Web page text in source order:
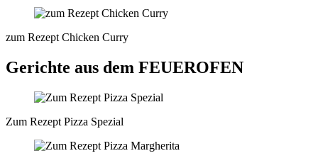
zum Rezept Chicken Curry
Gerichte aus dem FEUEROFEN
Zum Rezept Pizza Spezial